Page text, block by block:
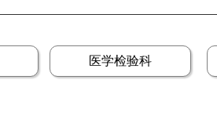
医学检验科